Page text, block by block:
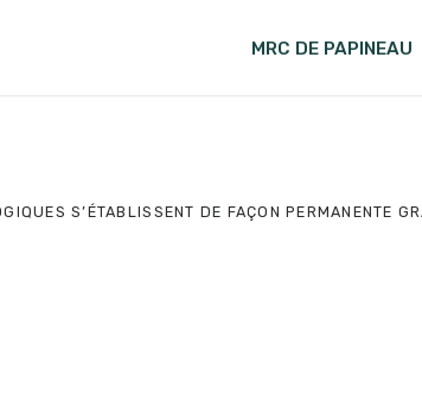
MRC DE PAPINEAU
S’ÉTABLISSENT DE FAÇON PERMANENTE